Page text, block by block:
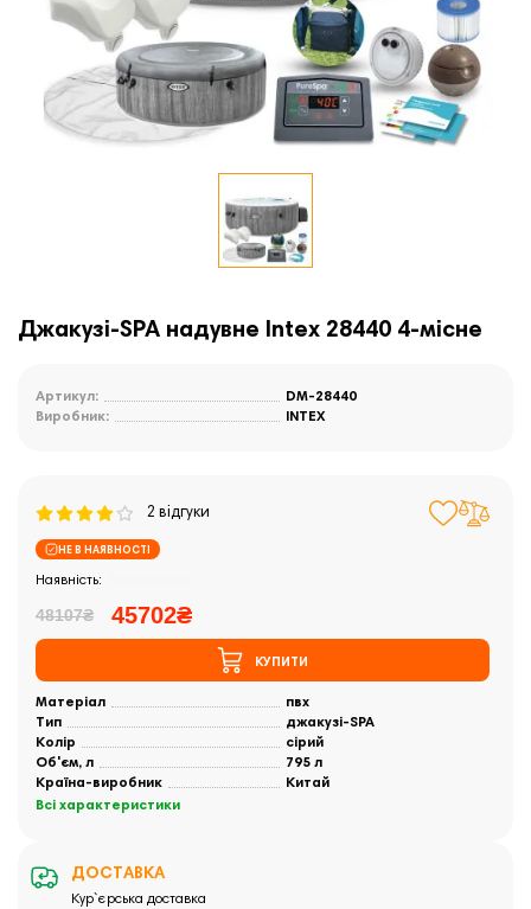
Джакузі-SPA надувне Intex 28440 4-місне
Артикул:
DM-28440
Виробник:
INTEX
2 відгуки
НЕ В НАЯВНОСТІ
48107₴ 45702₴
КУПИТИ
Матеріал
пвх
Тип
джакузі-SPA
Колір
сірий
Об'єм, л
795 л
Країна-виробник
Китай
Всі характеристики
ДОСТАВКА
Кур`єрська доставка